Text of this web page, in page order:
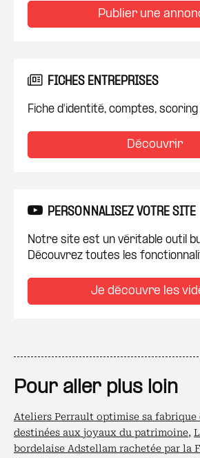
Publier une
FICHES ENTREPRISES
Fiche d'identité, comptes,
Découvrir
PERSONNALISEZ VOTRE SITE
Notre site est un véritable outil
Découvrez toutes les
Je découvre les
Pour aller plus loin
Ateliers Perrault optimise sa fabrique
destinées aux joyaux du patrimoine,
bordelaise Adstellam rachetée par la